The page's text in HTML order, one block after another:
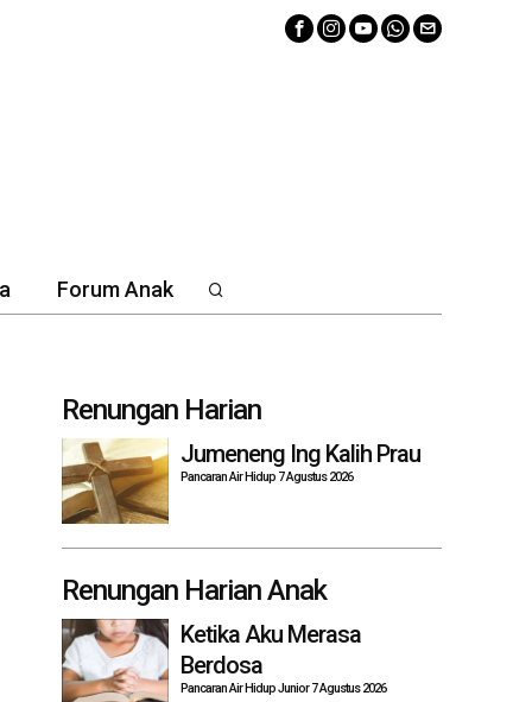
Forum Anak
Renungan Harian
Jumeneng Ing Kalih Prau
Pancaran Air Hidup 7 Agustus 2026
Renungan Harian Anak
Ketika Aku Merasa
Berdosa
Pancaran Air Hidup Junior 7 Agustus 2026